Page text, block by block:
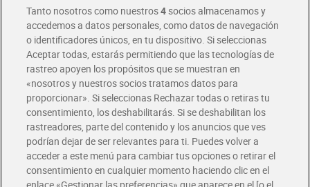
Envío gratis por compras superiores a 100€
Envío estandar por 4,99€
Glovo y Uber Eats
Solicita tu factura de Glovo o Uber Eats
Únete al CLUB Dia
Disfruta las ventajas y ofertas exclusivas.
Descárgate la APP Dia
Tanto nosotros como nuestros4socios almacenamos y
accedemos a datos personales, como datos de navegación
o identificadores únicos, en tu dispositivo. Si seleccionas
Aceptar todas, estarás permitiendo que las tecnologías de
rastreo apoyen los propósitos que se muestran en
«nosotros y nuestros socios tratamos datos para
proporcionar». Si seleccionas Rechazar todas o retiras tu
consentimiento, los deshabilitarás. Si se deshabilitan los
rastreadores, parte del contenido y los anuncios que ves
podrían dejar de ser relevantes para ti. Puedes volver a
acceder a este menú para cambiar tus opciones o retirar el
consentimiento en cualquier momento haciendo clic en el